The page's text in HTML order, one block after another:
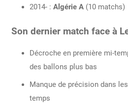
2014- : Algérie A (10 matchs)
Son dernier match face à
Décroche en première mi-
des ballons plus bas
Manque de précision dans
temps